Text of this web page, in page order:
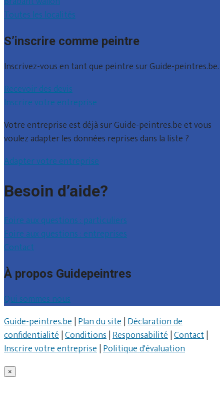
Toutes les localités
S’inscrire comme peintre
Inscrivez-vous en tant que peintre sur Guide-peintres.be.
Recevoir des devis
Inscrire votre entreprise
Votre entreprise est déjà sur Guide-peintres.be et vous
voulez adapter les données reprises dans la liste ?
Adapter votre entreprise
Besoin d’aide?
Foire aux questions : particuliers
Foire aux questions : entreprises
Contact
À propos Guidepeintres
Qui sommes nous
Guide-peintres.be|Plan du site|Déclaration de
confidentialité|Conditions|Responsabilité|Contact|
Inscrire votre entreprise|Politique d'évaluation
×